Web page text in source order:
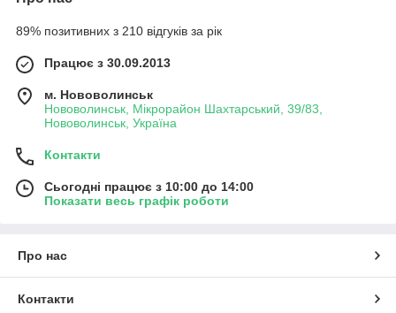
89% позитивних з 210 відгуків за рік
Працює з 30.09.2013
м. Нововолинськ
Нововолинськ, Мікрорайон Шахтарський, 39/83,
Нововолинськ, Україна
Контакти
Сьогодні працює з 10:00 до 14:00
Показати весь графік роботи
Про нас
Контакти